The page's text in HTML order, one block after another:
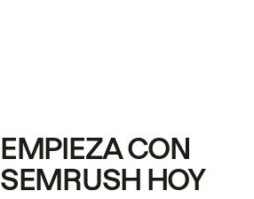
EMPIEZA CON
SEMRUSH HOY